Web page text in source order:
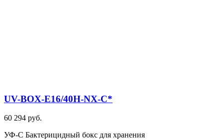
UV-BOX-E16/40H-NX-C*
60 294 руб.
УФ-С Бактерицидный бокс для хранения